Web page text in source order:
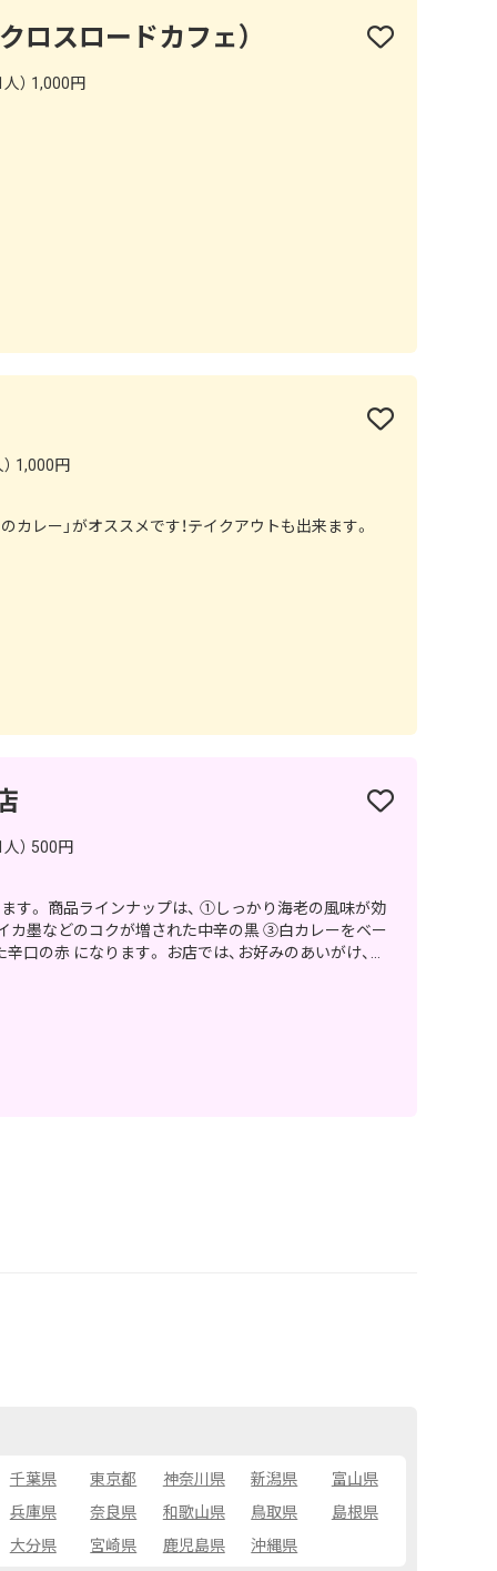
ロスロードカフェ）
） 1,000円
1,000円
カレー」がオススメです！テイクアウトも出来ます。
） 500円
の風味が効
カ墨などのコクが増された中辛の黒 ③白カレーをベー
お店では、お好みのあいがけ、ハ
千葉県 東京都 神奈川県 新潟県
富山県
兵庫県 奈良県 和歌山県 鳥取県
島根県
大分県 宮崎県 鹿児島県 沖縄県